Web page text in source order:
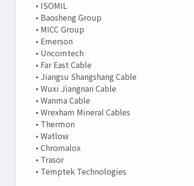
• ISOMIL
• Baosheng Group
• MICC Group
• Emerson
• Uncomtech
• Far East Cable
• Jiangsu Shangshang Cable
• Wuxi Jiangnan Cable
• Wanma Cable
• Wrexham Mineral Cables
• Thermon
• Watlow
• Chromalox
• Trasor
• Temptek Technologies